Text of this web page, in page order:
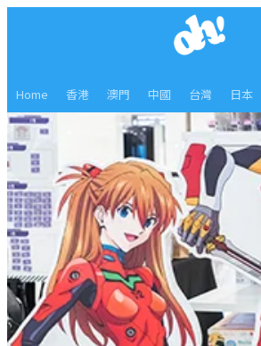
Home 香港 澳門 中國 台灣 日本